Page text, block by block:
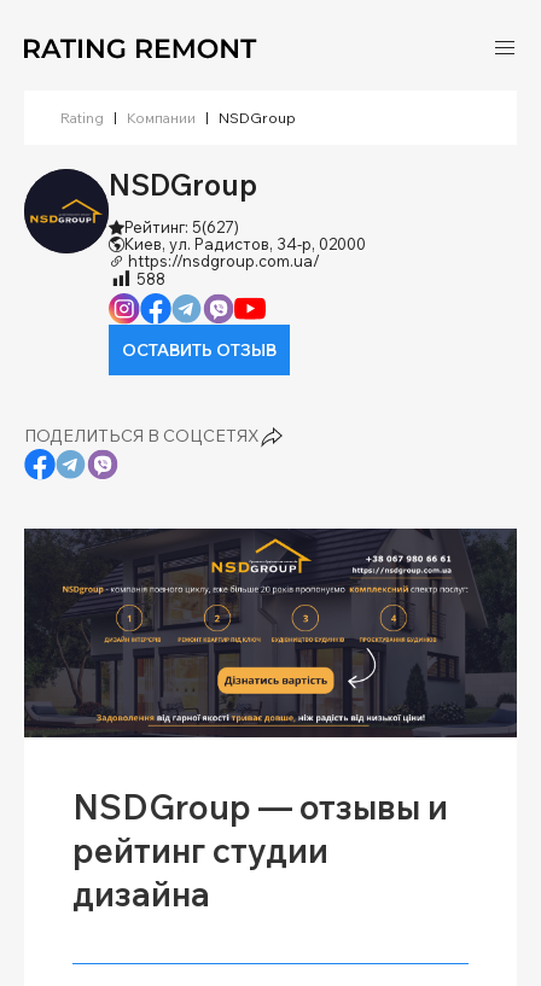
Rating | Компании | NSDGroup
NSDGroup
Рейтинг: 5(627)
Киев, ул. Радистов, 34-р, 02000
https://nsdgroup.com.ua/
588
ОСТАВИТЬ ОТЗЫВ
ПОДЕЛИТЬСЯ В СОЦСЕТЯХ
NSDGroup — отзывы и
рейтинг студии
дизайна